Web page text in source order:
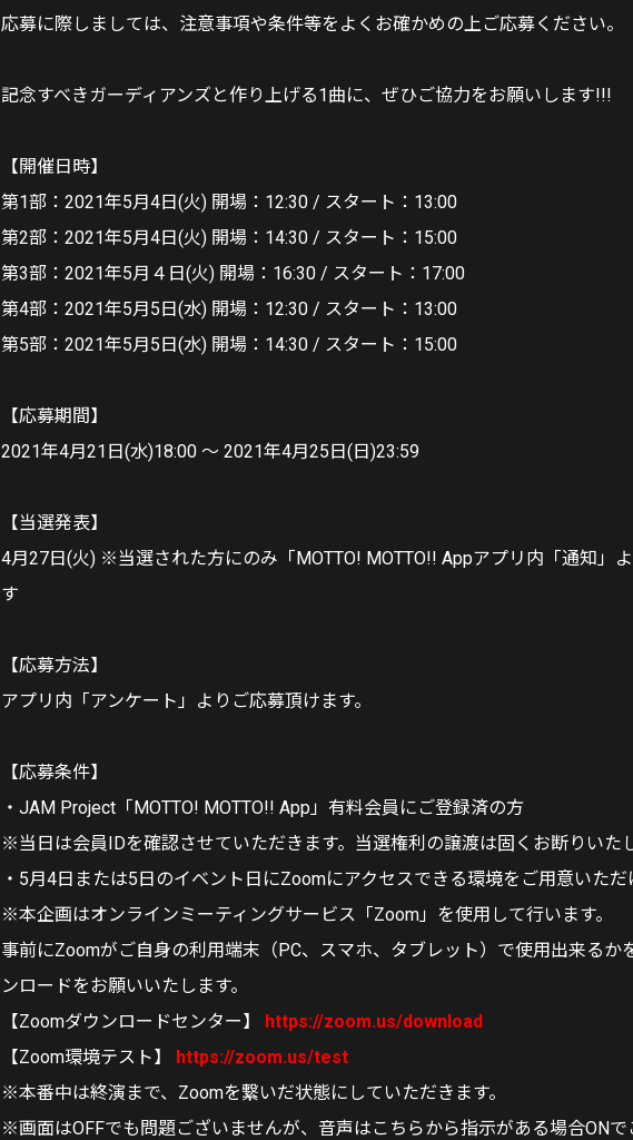
応募に際しましては、注意事項や条件等をよくお確かめの上ご応募ください。
記念すべきガーディアンズと作り上げる1曲に、ぜひご協力をお願いします!!!
【開催日時】
第1部：2021年5月4日(火) 開場：12:30 / スタート：13:00
第2部：2021年5月4日(火) 開場：14:30 / スタート：15:00
第3部：2021年5月４日(火) 開場：16:30 / スタート：17:00
第4部：2021年5月5日(水) 開場：12:30 / スタート：13:00
第5部：2021年5月5日(水) 開場：14:30 / スタート：15:00
【応募期間】
2021年4月21日(水)18:00 〜 2021年4月25日(日)23:59
【当選発表】
4月27日(火) ※当選された方にのみ「MOTTO! MOTTO!! Appアプリ内「通知」
す
【応募方法】
アプリ内「アンケート」よりご応募頂けます。
【応募条件】
・JAM Project「MOTTO! MOTTO!! App」有料会員にご登録済の方
※当日は会員IDを確認させていただきます。当選権利の譲渡は固くお断りいたし
・5月4日または5日のイベント日にZoomにアクセスできる環境をご用意いただ
※本企画はオンラインミーティングサービス「Zoom」を使用して行います。
事前にZoomがご自身の利用端末（PC、スマホ、タブレット）で使用出来るか
ンロードをお願いいたします。
【Zoomダウンロードセンター】 https://zoom.us/download
【Zoom環境テスト】 https://zoom.us/test
※本番中は終演まで、Zoomを繋いだ状態にしていただきます。
※画面はOFFでも問題ございませんが、音声はこちらから指示がある場合ONで